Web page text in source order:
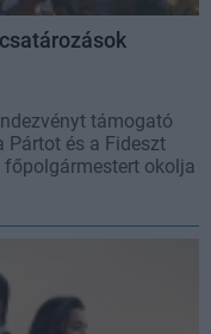
támogató
Pártot és a Fideszt
okolja